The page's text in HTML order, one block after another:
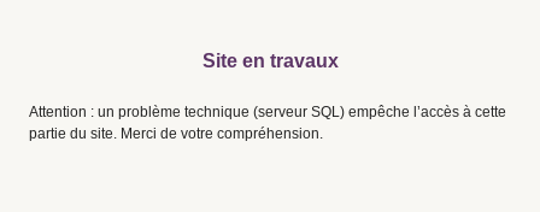
Site en travaux
Attention : un problème technique (serveur SQL) empêche l’accès à cette
partie du site. Merci de votre compréhension.